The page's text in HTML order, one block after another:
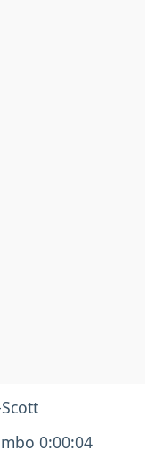
Scott
0:00:04